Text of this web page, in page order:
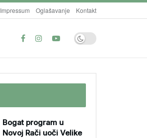
Impressum Oglašavanje Kontakt
Bogat program u
Novoj Rači uoči Velike